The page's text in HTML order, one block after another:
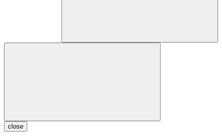
close